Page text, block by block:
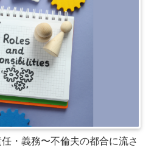
・義務〜不倫夫の都合に流さ